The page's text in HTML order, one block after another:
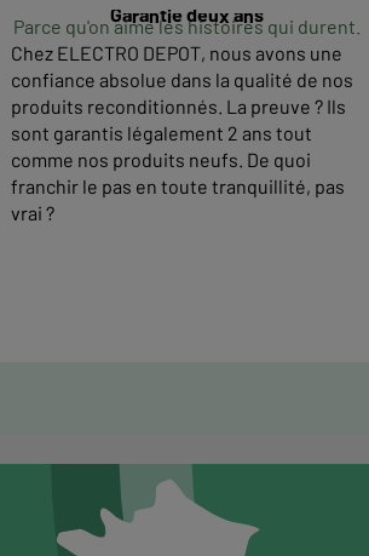
Garantie deux ans
Parce qu'on aime les histoires qui durent.
Chez ELECTRO DEPOT, nous avons une
confiance absolue dans la qualité de nos
produits reconditionnés. La preuve ? Ils
sont garantis légalement 2 ans tout
comme nos produits neufs. De quoi
franchir le pas en toute tranquillité, pas
vrai ?